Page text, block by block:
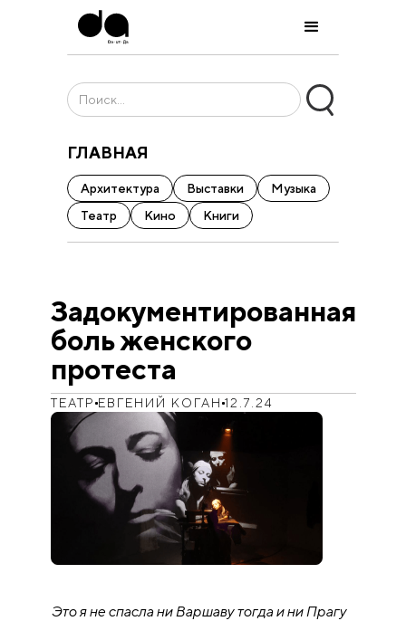
ГЛАВНАЯ
Архитектура Выставки
Музыка
Театр
Кино Книги
Задокументированная
боль женского
протеста
ТЕАТР ЕВГЕНИЙ КОГАН 12.7.24
Это я не спасла ни Варшаву тогда и ни Прагу